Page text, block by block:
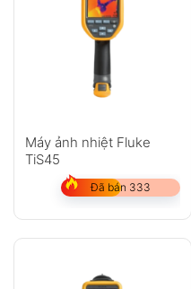
Máy ảnh nhiệt Fluke
TiS45
Đã bán 333